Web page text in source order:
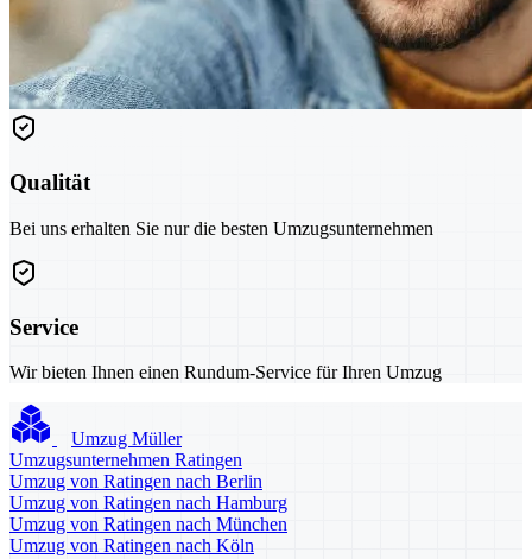
Qualität
Bei uns erhalten Sie nur die besten Umzugsunternehmen
Service
Wir bieten Ihnen einen Rundum-Service für Ihren Umzug
Umzug Müller
Umzugsunternehmen Ratingen
Umzug von Ratingen nach Berlin
Umzug von Ratingen nach Hamburg
Umzug von Ratingen nach München
Umzug von Ratingen nach Köln